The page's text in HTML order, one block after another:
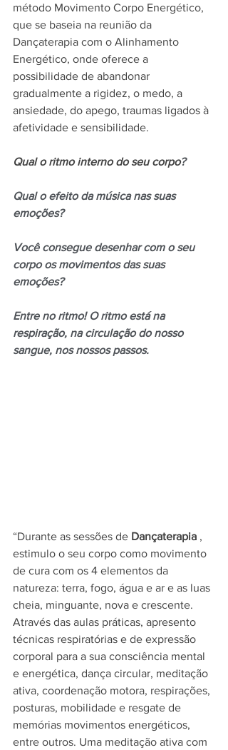
método Movimento Corpo Energético,
que se baseia na reunião da
Dançaterapia com o Alinhamento
Energético, onde oferece a
possibilidade de abandonar
gradualmente a rigidez, o medo, a
ansiedade, do apego, traumas ligados à
afetividade e sensibilidade.
Qual o ritmo interno do seu corpo?
Qual o efeito da música nas suas
emoções?
Você consegue desenhar com o seu
corpo os movimentos das suas
emoções?
Entre no ritmo! O ritmo está na
respiração, na circulação do nosso
sangue, nos nossos passos.
“Durante as sessões de Dançaterapia ,
estimulo o seu corpo como movimento
de cura com os 4 elementos da
natureza: terra, fogo, água e ar e as luas
cheia, minguante, nova e crescente.
Através das aulas práticas, apresento
técnicas respiratórias e de expressão
corporal para a sua consciência mental
e energética, dança circular, meditação
ativa, coordenação motora, respirações,
posturas, mobilidade e resgate de
memórias movimentos energéticos,
entre outros. Uma meditação ativa com